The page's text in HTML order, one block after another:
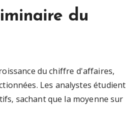
du
du chiffre d'affaires,
Les analystes étudient
sachant que la moyenne sur